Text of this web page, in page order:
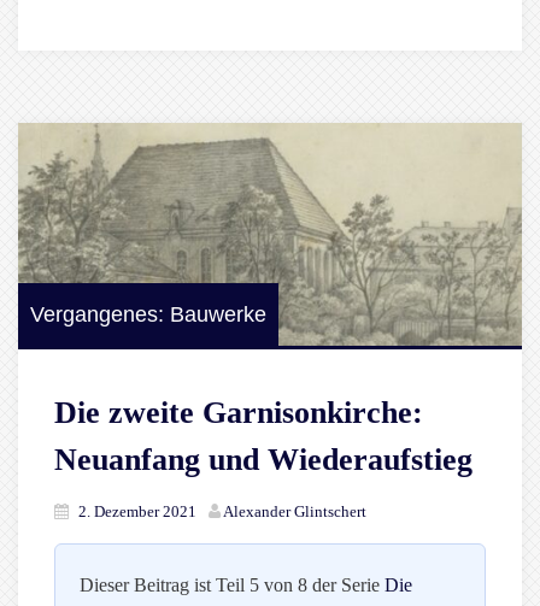
Vergangenes: Bauwerke
Die zweite Garnisonkirche:
Neuanfang und Wiederaufstieg
2. Dezember 2021 Alexander Glintschert
Dieser Beitrag ist Teil 5 von 8 der Serie Die